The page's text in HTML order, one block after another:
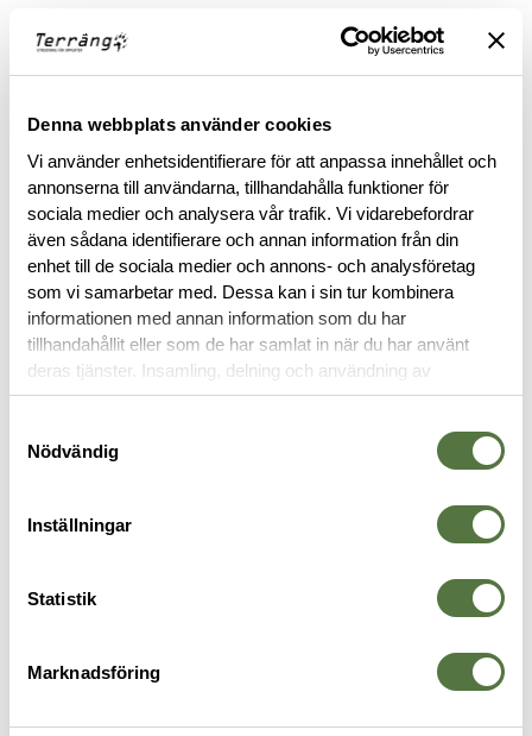
Denna webbplats använder cookies
Vi använder enhetsidentifierare för att anpassa innehållet och
annonserna till användarna, tillhandahålla funktioner för
sociala medier och analysera vår trafik. Vi vidarebefordrar
även sådana identifierare och annan information från din
enhet till de sociala medier och annons- och analysföretag
som vi samarbetar med. Dessa kan i sin tur kombinera
informationen med annan information som du har
tillhandahållit eller som de har samlat in när du har använt
deras tjänster. Insamling, delning och användning av
personuppgifter kan användas för personalisering av
Nödvändig
Inställningar
Statistik
Marknadsföring
BESKRIVNING
RECENSIONER
OM VARUMÄRKET
VAPENTILLBEHÖR